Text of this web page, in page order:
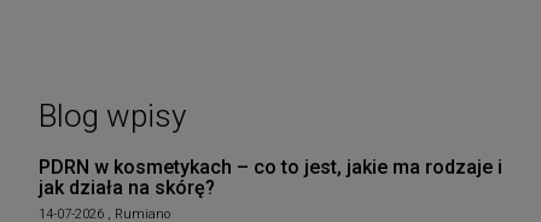
Blog wpisy
PDRN w kosmetykach – co to jest, jakie ma rodzaje i
jak działa na skórę?
14-07-2026 , Rumiano